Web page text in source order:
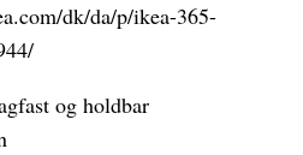
dk/da/p/ikea-365-
og holdbar